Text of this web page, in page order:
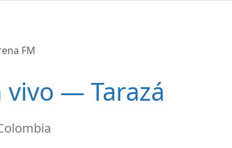
FM
vivo — Tarazá